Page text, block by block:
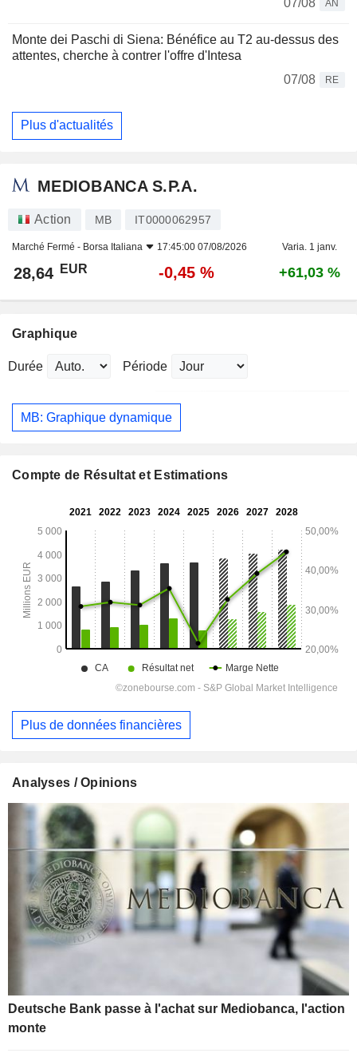
AN
Monte dei Paschi di Siena: Bénéfice au T2 au-dessus des
attentes, cherche à contrer l'offre d'Intesa
07/08
RE
Plus d'actualités
MEDIOBANCA S.P.A.
Action MB IT0000062957
Marché Fermé - Borsa Italiana 17:45:00 07/08/2026 Varia. 1 janv.
28,64 EUR -0,45 % +61,03 %
Graphique
Durée Période
MB: Graphique dynamique
Compte de Résultat et Estimations
Plus de données financières
Analyses / Opinions
Deutsche Bank passe à l'achat sur Mediobanca, l'action
monte